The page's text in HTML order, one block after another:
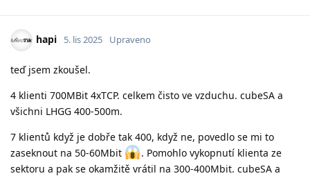
hapi 5. lis 2025 Upraveno
teď jsem zkoušel.
4 klienti 700MBit 4xTCP. celkem čisto ve vzduchu. cubeSA a
všichni LHGG 400-500m.
7 klientů když je dobře tak 400, když ne, povedlo se mi to
zaseknout na 50-60Mbit
. Pomohlo vykopnutí klienta ze
sektoru a pak se okamžitě vrátil na 300-400Mbit. cubeSA a